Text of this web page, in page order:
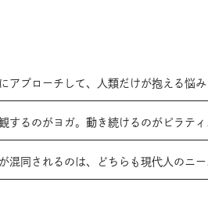
アプローチして、人類だけが抱える悩み
するのがヨガ。動き続けるのがピラティ
混同されるのは、どちらも現代人のニー